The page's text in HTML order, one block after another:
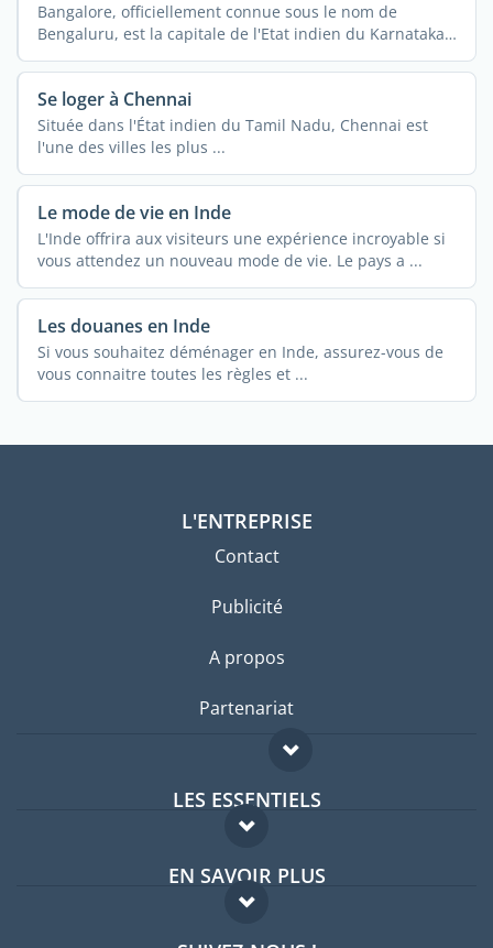
Bangalore, officiellement connue sous le nom de
Bengaluru, est la capitale de l'Etat indien du Karnataka.
Ville ...
Se loger à Chennai
Située dans l'État indien du Tamil Nadu, Chennai est
l'une des villes les plus ...
Le mode de vie en Inde
L'Inde offrira aux visiteurs une expérience incroyable si
vous attendez un nouveau mode de vie. Le pays a ...
Les douanes en Inde
Si vous souhaitez déménager en Inde, assurez-vous de
vous connaitre toutes les règles et ...
L'ENTREPRISE
Contact
Publicité
A propos
Partenariat
LES ESSENTIELS
Forum expatriés
Guides pays
EN SAVOIR PLUS
FAQ